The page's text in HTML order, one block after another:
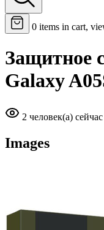
0 items in cart,
Защитное
Galaxy
2 человек(а)
Images